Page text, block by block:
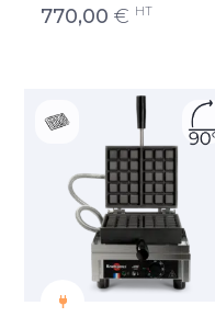
770,00 € HT